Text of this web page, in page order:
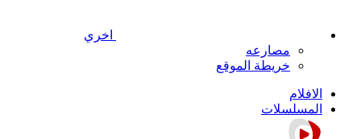
اخري
مصارعه
خريطة الموقع
الافلام
المسلسلات